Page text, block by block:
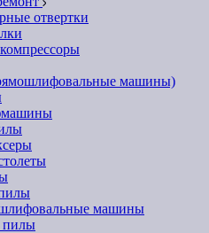
отвертки
машины)
машины